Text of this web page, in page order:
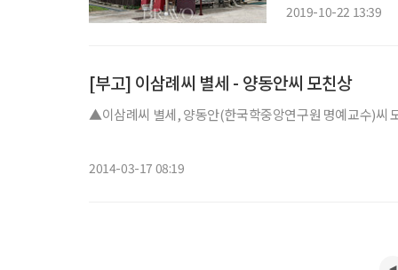
2019-10-22 13:39
[부고] 이삼례씨 별세 - 양동안씨 모친상
▲이삼례씨 별세, 양동안(한국학중앙연구원 명예교수)씨
2014-03-17 08:19